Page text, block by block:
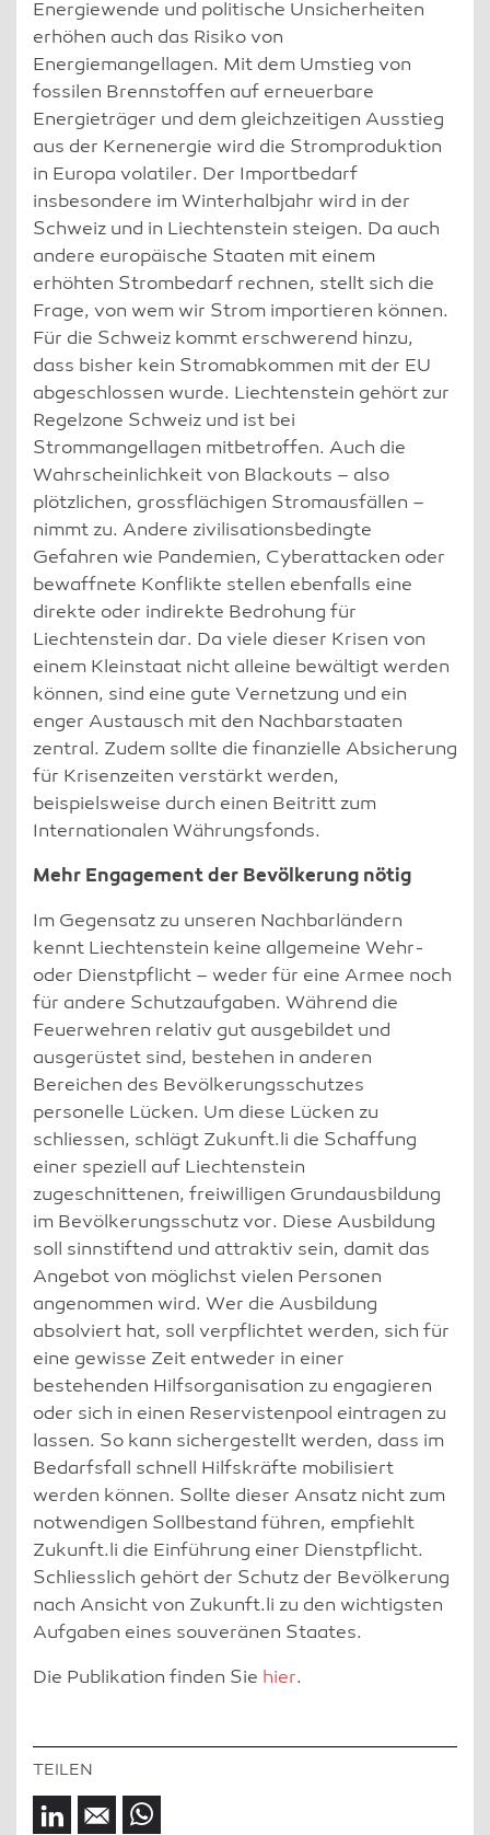
Energiewende und politische Unsicherheiten
erhöhen auch das Risiko von
Energiemangellagen. Mit dem Umstieg von
fossilen Brennstoffen auf erneuerbare
Energieträger und dem gleichzeitigen Ausstieg
aus der Kernenergie wird die Stromproduktion
in Europa volatiler. Der Importbedarf
insbesondere im Winterhalbjahr wird in der
Schweiz und in Liechtenstein steigen. Da auch
andere europäische Staaten mit einem
erhöhten Strombedarf rechnen, stellt sich die
Frage, von wem wir Strom importieren können.
Für die Schweiz kommt erschwerend hinzu,
dass bisher kein Stromabkommen mit der EU
abgeschlossen wurde. Liechtenstein gehört zur
Regelzone Schweiz und ist bei
Strommangellagen mitbetroffen. Auch die
Wahrscheinlichkeit von Blackouts – also
plötzlichen, grossflächigen Stromausfällen –
nimmt zu. Andere zivilisationsbedingte
Gefahren wie Pandemien, Cyberattacken oder
bewaffnete Konflikte stellen ebenfalls eine
direkte oder indirekte Bedrohung für
Liechtenstein dar. Da viele dieser Krisen von
einem Kleinstaat nicht alleine bewältigt werden
können, sind eine gute Vernetzung und ein
enger Austausch mit den Nachbarstaaten
zentral. Zudem sollte die finanzielle Absicherung
für Krisenzeiten verstärkt werden,
beispielsweise durch einen Beitritt zum
Internationalen Währungsfonds.
Mehr Engagement der Bevölkerung nötig
Im Gegensatz zu unseren Nachbarländern
kennt Liechtenstein keine allgemeine Wehr-
oder Dienstpflicht – weder für eine Armee noch
für andere Schutzaufgaben. Während die
Feuerwehren relativ gut ausgebildet und
ausgerüstet sind, bestehen in anderen
Bereichen des Bevölkerungsschutzes
personelle Lücken. Um diese Lücken zu
schliessen, schlägt Zukunft.li die Schaffung
einer speziell auf Liechtenstein
zugeschnittenen, freiwilligen Grundausbildung
im Bevölkerungsschutz vor. Diese Ausbildung
soll sinnstiftend und attraktiv sein, damit das
Angebot von möglichst vielen Personen
angenommen wird. Wer die Ausbildung
absolviert hat, soll verpflichtet werden, sich für
eine gewisse Zeit entweder in einer
bestehenden Hilfsorganisation zu engagieren
oder sich in einen Reservistenpool eintragen zu
lassen. So kann sichergestellt werden, dass im
Bedarfsfall schnell Hilfskräfte mobilisiert
werden können. Sollte dieser Ansatz nicht zum
notwendigen Sollbestand führen, empfiehlt
Zukunft.li die Einführung einer Dienstpflicht.
Schliesslich gehört der Schutz der Bevölkerung
nach Ansicht von Zukunft.li zu den wichtigsten
Aufgaben eines souveränen Staates.
Die Publikation finden Sie hier.